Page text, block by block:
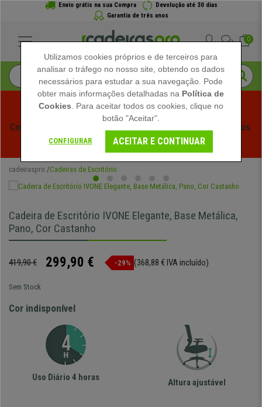
Envio grátis na sua Compra
Devolução até 30 dias
Garantia de três anos
0
Começam os Saldos de Verão em Cadeiraspro! Descontos
Exclusivos por Tempo Limitado - Ver Promoção
cadeiraspro Cadeiras de Escritório
Cadeira de Escritório IVONE Elegante, Base Metálica,
Pano, Cor Castanho
419,90 € 299,90 € -29% (368,88 € IVA incluído)
Sem Stock
Cor indisponível
Uso Diário 4 horas Altura ajustável
Utilizamos cookies próprios e de terceiros para
analisar o tráfego no nosso site, obtendo os dados
necessários para estudar a sua navegação. Pode
obter mais informações detalhadas na Política de
Cookies . Para aceitar todos os cookies, clique no
botão "Aceitar".
CONFIGURAR ACEITAR E CONTINUAR